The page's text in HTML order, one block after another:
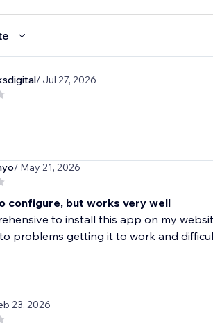
/ Jul 27, 2026
/ May 21, 2026
configure, but works very well
to install this app on my
problems getting it to work and
23, 2026